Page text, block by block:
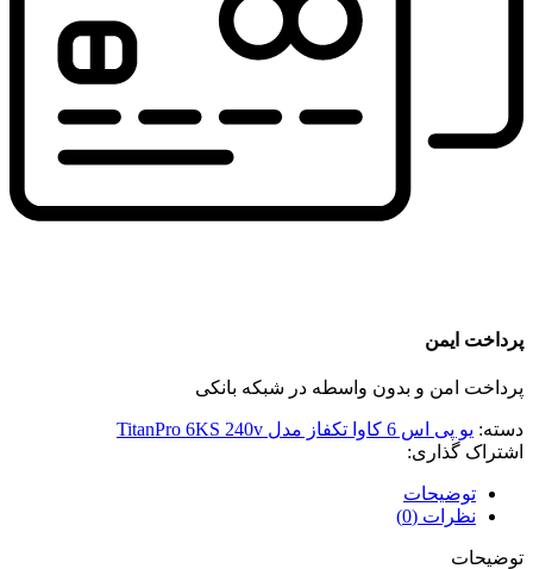
پرداخت ایمن
پرداخت امن و بدون واسطه در شبکه بانکی
دسته: یو پی اس 6 کاوا تکفاز مدل TitanPro 6KS 240v
اشتراک گذاری:
توضیحات
نظرات (0)
توضیحات